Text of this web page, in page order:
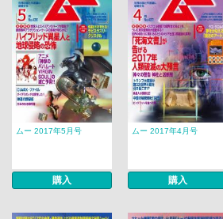
ムー 2017年5月号
購入
ムー 2017年4月号
購入